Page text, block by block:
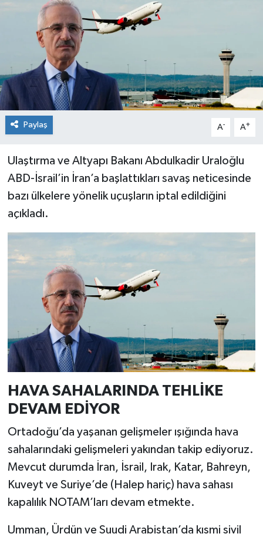
Paylaş A- A+
Ulaştırma ve Altyapı Bakanı Abdulkadir Uraloğlu
ABD-İsrail’in İran’a başlattıkları savaş neticesinde
bazı ülkelere yönelik uçuşların iptal edildiğini
açıkladı.
HAVA SAHALARINDA TEHLİKE
DEVAM EDİYOR
Ortadoğu’da yaşanan gelişmeler ışığında hava
sahalarındaki gelişmeleri yakından takip ediyoruz.
Mevcut durumda İran, İsrail, Irak, Katar, Bahreyn,
Kuveyt ve Suriye’de (Halep hariç) hava sahası
kapalılık NOTAM’ları devam etmekte.
Umman, Ürdün ve Suudi Arabistan’da kısmi sivil